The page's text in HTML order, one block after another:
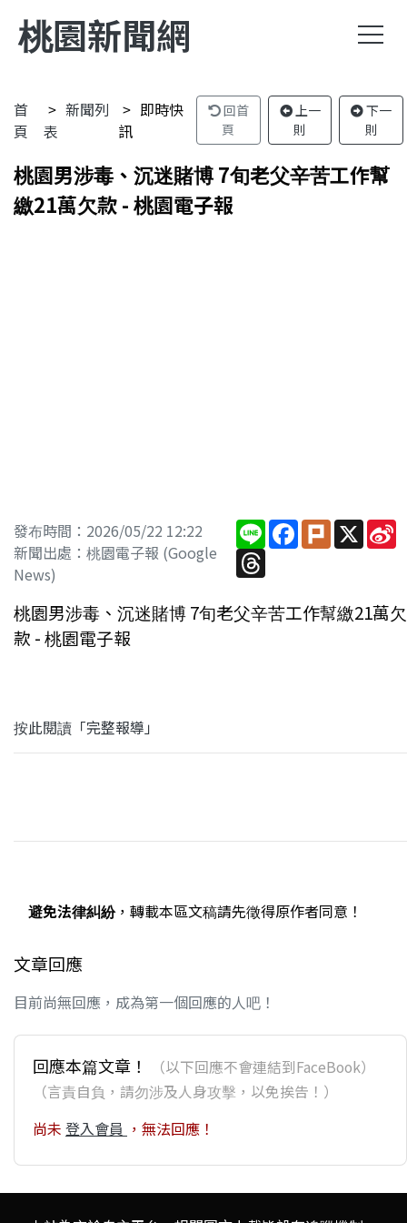
桃園新聞網
首
頁
新聞列
表
即時快
訊
回首
頁
上一
則
下一
則
桃園男涉毒、沉迷賭博 7旬老父辛苦工作幫
繳21萬欠款 - 桃園電子報
發布時間：2026/05/22 12:22
新聞出處：桃園電子報 (Google
News)
LineFacebook
PlurkX
Threads
桃園男涉毒、沉迷賭博 7旬老父辛苦工作幫繳21萬欠
款 - 桃園電子報
按此閱讀「完整報導」
避免法律糾紛，轉載本區文稿請先徵得原作者同意！
文章回應
目前尚無回應，成為第一個回應的人吧！
回應本篇文章！
（以下回應不會連結到FaceBook）
（言責自負，請勿涉及人身攻擊，以免挨告！）
尚未 登入會員 ，無法回應！